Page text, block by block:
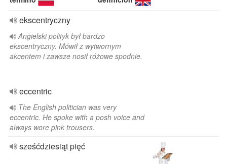
ekscentryczny
Angielski polityk był bardzo
ekscentryczny. Mówił z wytwornym
akcentem i zawsze nosił różowe spodnie.
eccentric
The English politician was very
eccentric. He spoke with a posh voice and
always wore pink trousers.
sześćdziesiąt pięć